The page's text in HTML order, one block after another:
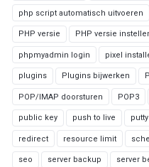
php script automatisch uitvoeren
PHP versie PHP versie
phpmyadmin login pixel
plugins Plugins bijwerken
POP/IMAP doorsturen POP3
public key push to live putty
redirect resource limit
seo server backup server